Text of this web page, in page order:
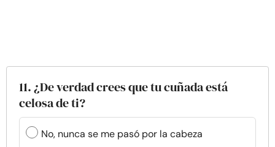
11. ¿De verdad crees que tu cuñada está
celosa de ti?
No, nunca se me pasó por la cabeza